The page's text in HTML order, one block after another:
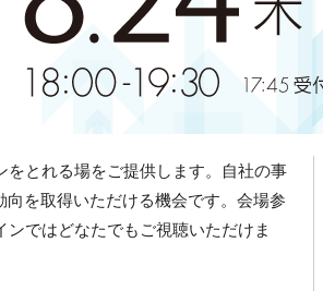
とれる場をご提供します。自社の事
を取得いただける機会です。会場参
ではどなたでもご視聴いただけま